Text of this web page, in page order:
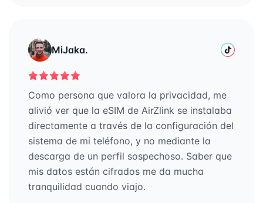
MiJaka.
Como persona que valora la privacidad, me
alivió ver que la eSIM de AirZlink se instalaba
directamente a través de la configuración del
sistema de mi teléfono, y no mediante la
descarga de un perfil sospechoso. Saber que
mis datos están cifrados me da mucha
tranquilidad cuando viajo.